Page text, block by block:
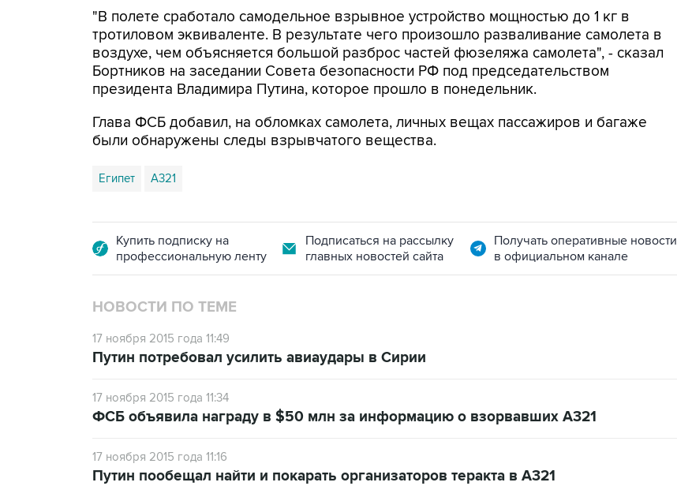
"В полете сработало самодельное взрывное устройство мощностью до 1 кг в
тротиловом эквиваленте. В результате чего произошло разваливание самолета в
воздухе, чем объясняется большой разброс частей фюзеляжа самолета", - сказал
Бортников на заседании Совета безопасности РФ под председательством
президента Владимира Путина, которое прошло в понедельник.
Глава ФСБ добавил, на обломках самолета, личных вещах пассажиров и багаже
были обнаружены следы взрывчатого вещества.
Египет А321
Купить подписку на
профессиональную ленту
Подписаться на рассылку
главных новостей сайта
Получать оперативные новости
в официальном канале
НОВОСТИ ПО ТЕМЕ
17 ноября 2015 года 11:49
Путин потребовал усилить авиаудары в Сирии
17 ноября 2015 года 11:34
ФСБ объявила награду в $50 млн за информацию о взорвавших A321
17 ноября 2015 года 11:16
Путин пообещал найти и покарать организаторов теракта в А321